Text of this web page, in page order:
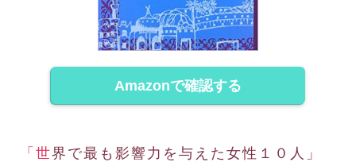
Amazonで確認する
「世界で最も影響力を与えた女性１０人」